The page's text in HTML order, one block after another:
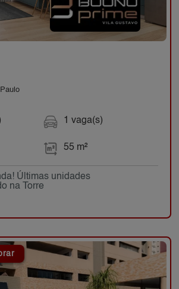
1 vaga(s)
55 m²
Últimas unidades
na Torre